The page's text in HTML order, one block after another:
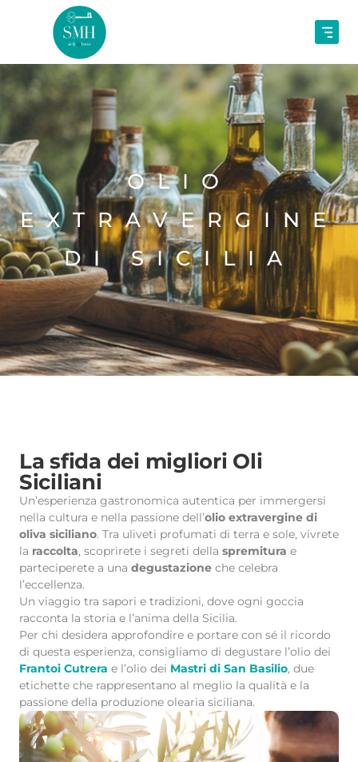
OLIO
EXTRAVERGINE
DI SICILIA
La sfida dei migliori Oli
Siciliani
Un’esperienza gastronomica autentica per immergersi
nella cultura e nella passione dell’olio extravergine di
oliva siciliano. Tra uliveti profumati di terra e sole, vivrete
la raccolta, scoprirete i segreti della spremitura e
parteciperete a una degustazione che celebra
l’eccellenza.
Un viaggio tra sapori e tradizioni, dove ogni goccia
racconta la storia e l’anima della Sicilia.
Per chi desidera approfondire e portare con sé il ricordo
di questa esperienza, consigliamo di degustare l’olio dei
Frantoi Cutrera e l’olio dei Mastri di San Basilio, due
etichette che rappresentano al meglio la qualità e la
passione della produzione olearia siciliana.